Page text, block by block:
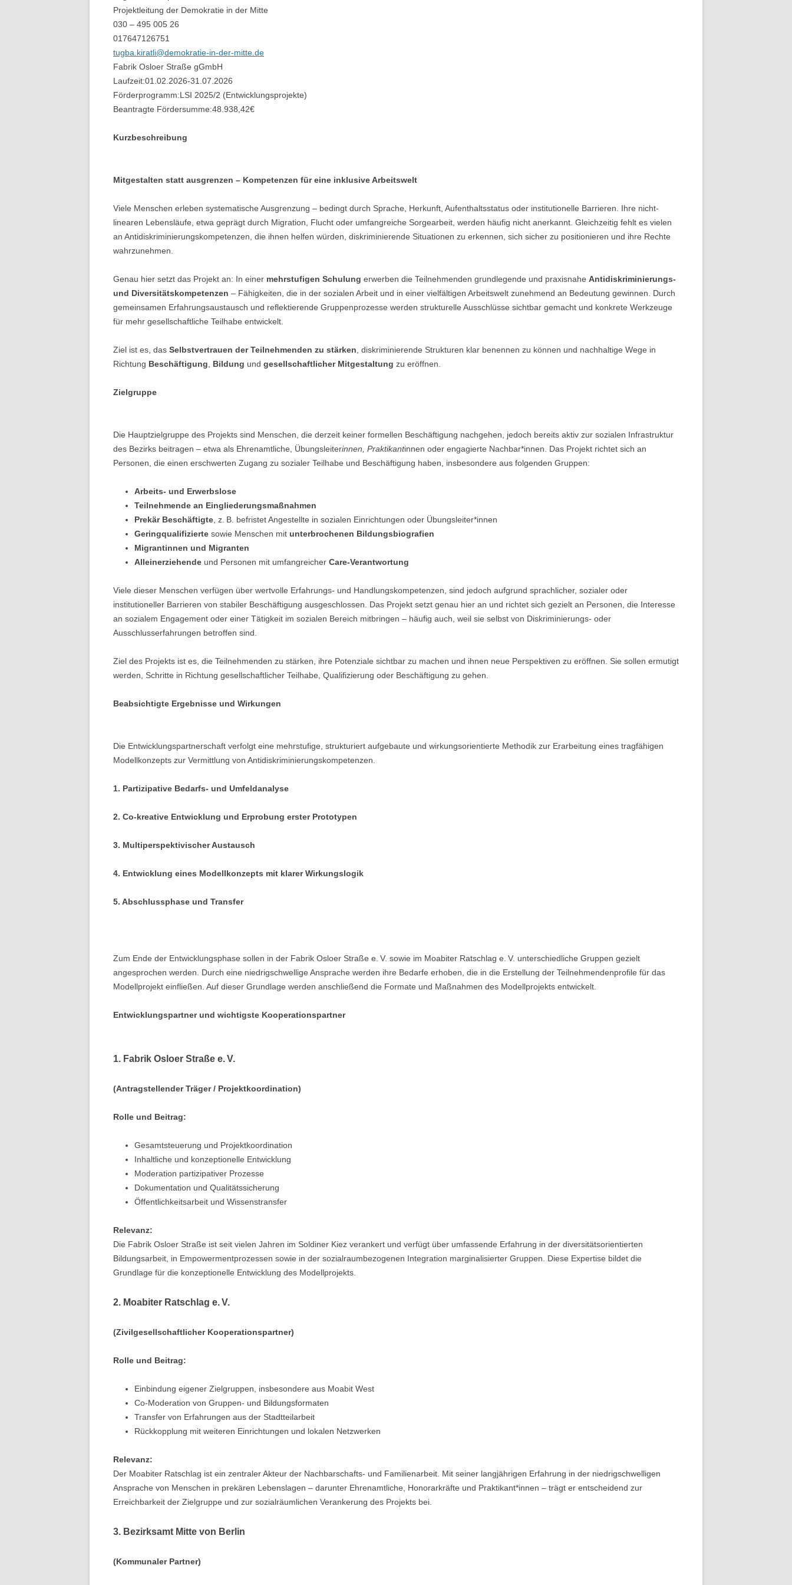
Projektleitung der Demokratie in der Mitte
030 – 495 005 26
017647126751
tugba.kiratli@demokratie-in-der-mitte.de
Fabrik Osloer Straße gGmbH
Laufzeit:01.02.2026-31.07.2026
Förderprogramm:LSI 2025/2 (Entwicklungsprojekte)
Beantragte Fördersumme:48.938,42€
Kurzbeschreibung
Mitgestalten statt ausgrenzen – Kompetenzen für eine inklusive Arbeitswelt
Viele Menschen erleben systematische Ausgrenzung – bedingt durch Sprache, Herkunft, Aufenthaltsstatus oder institutionelle Barrieren. Ihre nicht-
linearen Lebensläufe, etwa geprägt durch Migration, Flucht oder umfangreiche Sorgearbeit, werden häufig nicht anerkannt. Gleichzeitig fehlt es vielen
an Antidiskriminierungskompetenzen, die ihnen helfen würden, diskriminierende Situationen zu erkennen, sich sicher zu positionieren und ihre Rechte
wahrzunehmen.
Genau hier setzt das Projekt an: In einer mehrstufigen Schulung erwerben die Teilnehmenden grundlegende und praxisnahe Antidiskriminierungs-
und Diversitätskompetenzen – Fähigkeiten, die in der sozialen Arbeit und in einer vielfältigen Arbeitswelt zunehmend an Bedeutung gewinnen. Durch
gemeinsamen Erfahrungsaustausch und reflektierende Gruppenprozesse werden strukturelle Ausschlüsse sichtbar gemacht und konkrete Werkzeuge
für mehr gesellschaftliche Teilhabe entwickelt.
Ziel ist es, das Selbstvertrauen der Teilnehmenden zu stärken , diskriminierende Strukturen klar benennen zu können und nachhaltige Wege in
Richtung Beschäftigung Bildung und gesellschaftlicher Mitgestaltung zu eröffnen.
Zielgruppe
Die Hauptzielgruppe des Projekts sind Menschen, die derzeit keiner formellen Beschäftigung nachgehen, jedoch bereits aktiv zur sozialen Infrastruktur
des Bezirks beitragen – etwa als Ehrenamtliche, Übungsleiterinnen, Praktikantinnen oder engagierte Nachbar*innen. Das Projekt richtet sich an
Personen, die einen erschwerten Zugang zu sozialer Teilhabe und Beschäftigung haben, insbesondere aus folgenden Gruppen:
Arbeits- und Erwerbslose
Teilnehmende an Eingliederungsmaßnahmen
Prekär Beschäftigte , z. B. befristet Angestellte in sozialen Einrichtungen oder Übungsleiter*innen
Geringqualifizierte sowie Menschen mit unterbrochenen Bildungsbiografien
Migrantinnen und Migranten
Alleinerziehende und Personen mit umfangreicher Care-Verantwortung
Viele dieser Menschen verfügen über wertvolle Erfahrungs- und Handlungskompetenzen, sind jedoch aufgrund sprachlicher, sozialer oder
institutioneller Barrieren von stabiler Beschäftigung ausgeschlossen. Das Projekt setzt genau hier an und richtet sich gezielt an Personen, die Interesse
an sozialem Engagement oder einer Tätigkeit im sozialen Bereich mitbringen – häufig auch, weil sie selbst von Diskriminierungs- oder
Ausschlusserfahrungen betroffen sind.
Ziel des Projekts ist es, die Teilnehmenden zu stärken, ihre Potenziale sichtbar zu machen und ihnen neue Perspektiven zu eröffnen. Sie sollen ermutigt
werden, Schritte in Richtung gesellschaftlicher Teilhabe, Qualifizierung oder Beschäftigung zu gehen.
Beabsichtigte Ergebnisse und Wirkungen
Die Entwicklungspartnerschaft verfolgt eine mehrstufige, strukturiert aufgebaute und wirkungsorientierte Methodik zur Erarbeitung eines tragfähigen
Modellkonzepts zur Vermittlung von Antidiskriminierungskompetenzen.
1. Partizipative Bedarfs- und Umfeldanalyse
2. Co‑kreative Entwicklung und Erprobung erster Prototypen
3. Multiperspektivischer Austausch
4. Entwicklung eines Modellkonzepts mit klarer Wirkungslogik
5. Abschlussphase und Transfer
Zum Ende der Entwicklungsphase sollen in der Fabrik Osloer Straße e. V. sowie im Moabiter Ratschlag e. V. unterschiedliche Gruppen gezielt
angesprochen werden. Durch eine niedrigschwellige Ansprache werden ihre Bedarfe erhoben, die in die Erstellung der Teilnehmendenprofile für das
Modellprojekt einfließen. Auf dieser Grundlage werden anschließend die Formate und Maßnahmen des Modellprojekts entwickelt.
Entwicklungspartner und wichtigste Kooperationspartner
1. Fabrik Osloer Straße e. V.
(Antragstellender Träger / Projektkoordination)
Rolle und Beitrag:
Gesamtsteuerung und Projektkoordination
Inhaltliche und konzeptionelle Entwicklung
Moderation partizipativer Prozesse
Dokumentation und Qualitätssicherung
Öffentlichkeitsarbeit und Wissenstransfer
Relevanz:
Die Fabrik Osloer Straße ist seit vielen Jahren im Soldiner Kiez verankert und verfügt über umfassende Erfahrung in der diversitätsorientierten
Bildungsarbeit, in Empowermentprozessen sowie in der sozialraumbezogenen Integration marginalisierter Gruppen. Diese Expertise bildet die
Grundlage für die konzeptionelle Entwicklung des Modellprojekts.
2. Moabiter Ratschlag e. V.
(Zivilgesellschaftlicher Kooperationspartner)
Rolle und Beitrag:
Einbindung eigener Zielgruppen, insbesondere aus Moabit West
Co-Moderation von Gruppen- und Bildungsformaten
Transfer von Erfahrungen aus der Stadtteilarbeit
Rückkopplung mit weiteren Einrichtungen und lokalen Netzwerken
Relevanz:
Der Moabiter Ratschlag ist ein zentraler Akteur der Nachbarschafts- und Familienarbeit. Mit seiner langjährigen Erfahrung in der niedrigschwelligen
Ansprache von Menschen in prekären Lebenslagen – darunter Ehrenamtliche, Honorarkräfte und Praktikant*innen – trägt er entscheidend zur
Erreichbarkeit der Zielgruppe und zur sozialräumlichen Verankerung des Projekts bei.
3. Bezirksamt Mitte von Berlin
(Kommunaler Partner)